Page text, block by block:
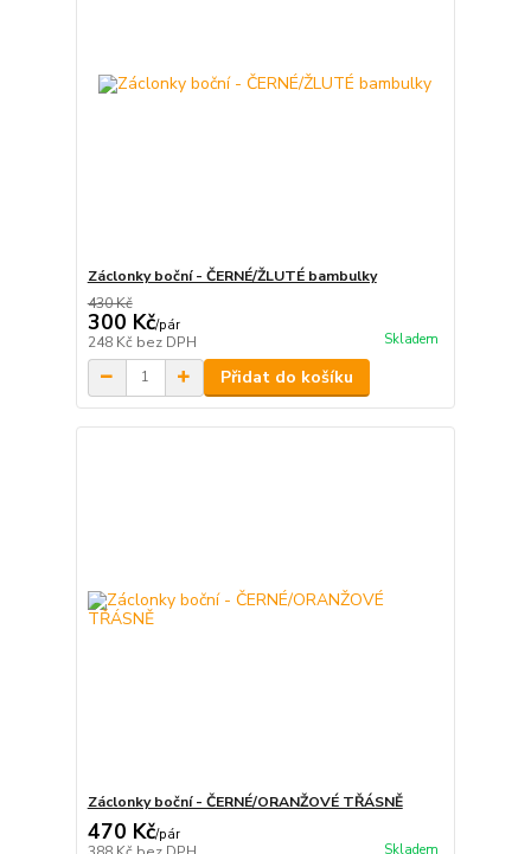
Záclonky boční - ČERNÉ/ŽLUTÉ bambulky
430 Kč
300 Kč/pár
248 Kč bez DPH Skladem
Přidat do košíku
Záclonky boční - ČERNÉ/ORANŽOVÉ TŘÁSNĚ
470 Kč/pár
Skladem